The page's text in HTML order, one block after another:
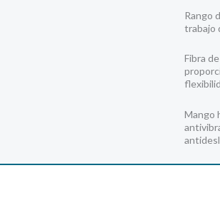
Rango
trabajo
Fibra
Mango